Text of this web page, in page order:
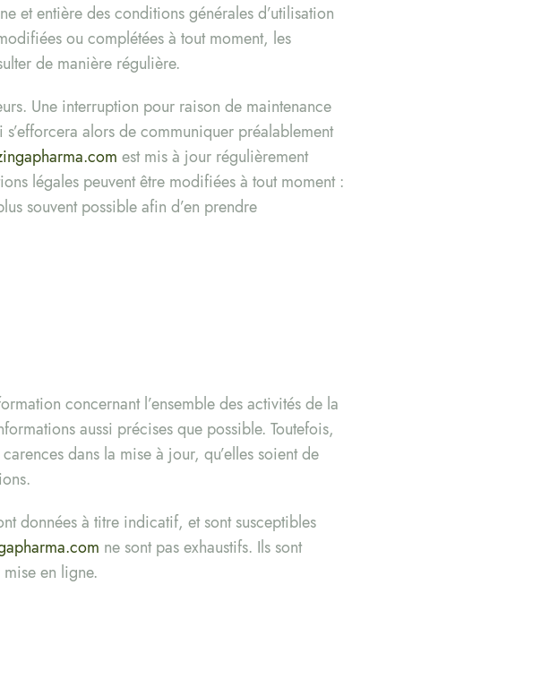
et entière des conditions générales d’utilisation
ou complétées à tout moment, les
de manière régulière.
Une interruption pour raison de maintenance
s’efforcera alors de communiquer préalablement
est mis à jour régulièrement
légales peuvent être modifiées à tout moment :
souvent possible afin d’en prendre
concernant l’ensemble des activités de la
aussi précises que possible. Toutefois,
dans la mise à jour, qu’elles soient de
données à titre indicatif, et sont susceptibles
ne sont pas exhaustifs. Ils sont
en ligne.